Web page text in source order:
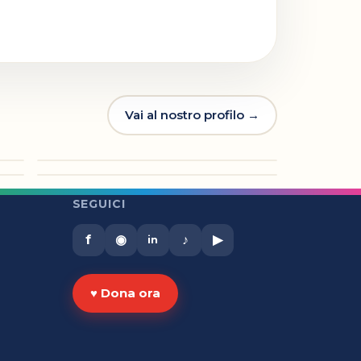
Vai al nostro profilo →
►
◉ SEGUICI
f ◉ in ♪ ▶
♥ Dona ora